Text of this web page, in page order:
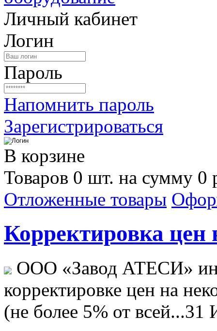
Личный кабинет
Логин
Пароль
Напомнить пароль
Зарегистрироваться
В корзине
Товаров 0 шт. на сумму 0
Отложенные товары
Корректировка цен
ООО «Завод АТЕСИ»
корректировке цен на
(не более 5% от всей...31